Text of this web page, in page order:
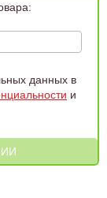
данных в
и